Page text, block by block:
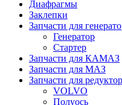
Диафрагмы
Заклепки
Запчасти для
Генератор
Стартер
Запчасти для КАМАЗ
Запчасти для МАЗ
Запчасти для
VOLVO
Полуось